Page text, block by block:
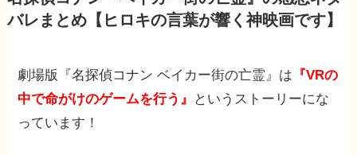
バレまとめ【ヒロキの言葉が響く神映画です】
劇場版『名探偵コナン ベイカー街の亡霊』は 『VRの
中で命がけのゲームを行う』
というストーリーにな
っています！